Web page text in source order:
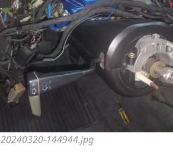
20240320-144944.jpg